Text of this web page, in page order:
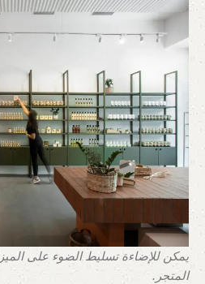
يمكن للإضاءة تسليط الضوء على
المتجر.